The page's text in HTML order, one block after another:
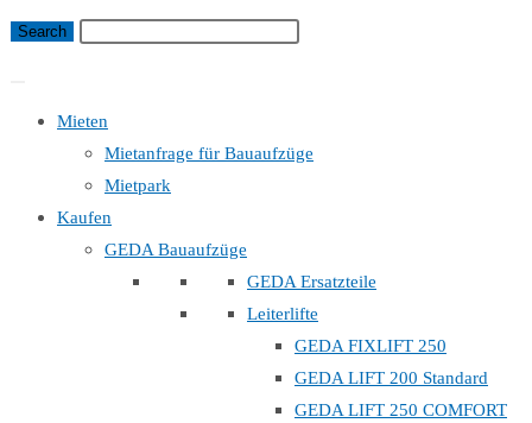
Mieten
Mietanfrage für Bauaufzüge
Mietpark
Kaufen
GEDA Bauaufzüge
GEDA Ersatzteile
Leiterlifte
GEDA FIXLIFT 250
GEDA LIFT 200 Standard
GEDA LIFT 250 COMFORT